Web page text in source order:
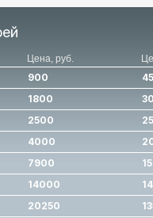
Цена, руб.
900
1800
2500
4000
7900
14000
20250